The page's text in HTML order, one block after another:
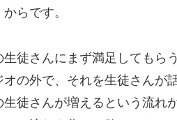
らです。
徒さんにまず満足してもらう
オの外で、それを生徒さんが
生徒さんが増えるという流れ